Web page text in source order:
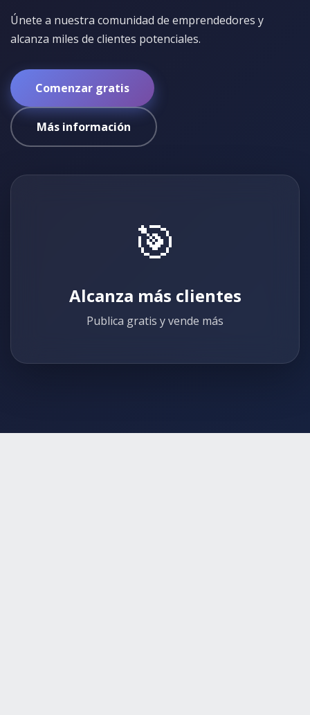
Únete a nuestra comunidad de emprendedores y
alcanza miles de clientes potenciales.
Comenzar gratis
Más información
🎯
Alcanza más clientes
Publica gratis y vende más